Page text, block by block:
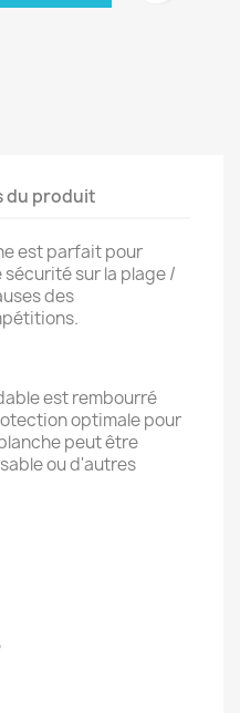
du produit
est parfait pour
sur la plage /
des
est rembourré
optimale pour
peut être
ou d'autres